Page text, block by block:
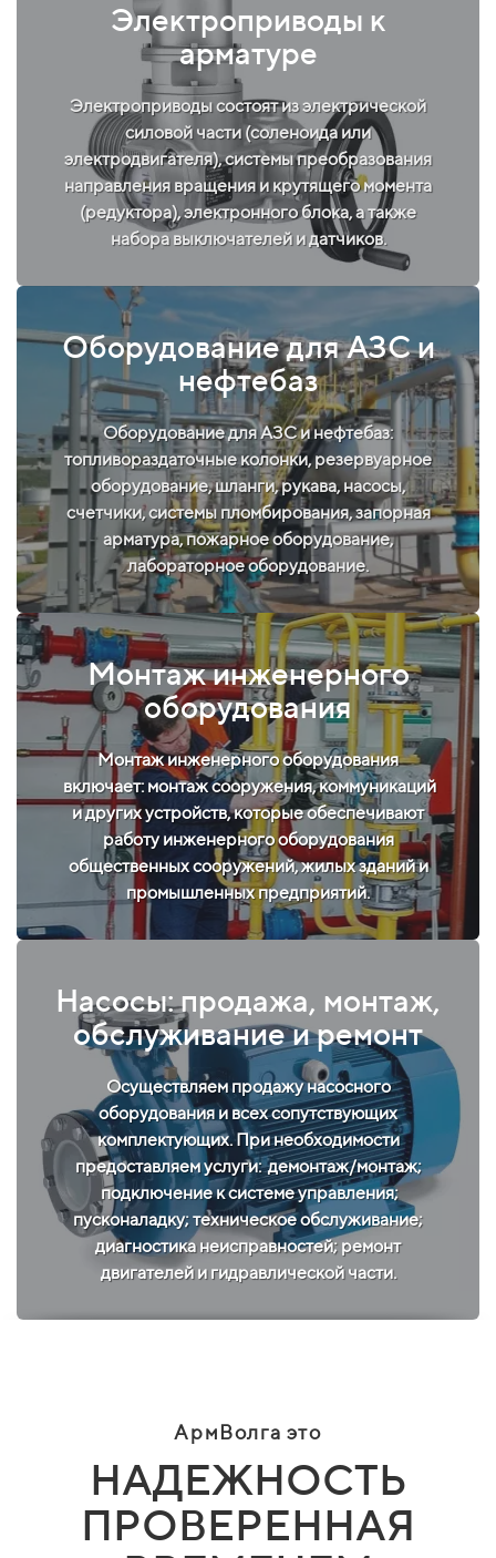
Электроприводы к
арматуре
Электроприводы состоят из электрической
силовой части (соленоида или
электродвигателя), системы преобразования
направления вращения и крутящего момента
(редуктора), электронного блока, а также
набора выключателей и датчиков.
Оборудование для АЗС и
нефтебаз
Оборудование для АЗС и нефтебаз:
топливораздаточные колонки, резервуарное
оборудование, шланги, рукава, насосы,
счетчики, системы пломбирования, запорная
арматура, пожарное оборудование,
лабораторное оборудование.
Монтаж инженерного
оборудования
Монтаж инженерного оборудования
включает: монтаж сооружения, коммуникаций
и других устройств, которые обеспечивают
работу инженерного оборудования
общественных сооружений, жилых зданий и
промышленных предприятий.
Насосы: продажа, монтаж,
обслуживание и ремонт
Осуществляем продажу насосного
оборудования и всех сопутствующих
комплектующих. При необходимости
предоставляем услуги:демонтаж/монтаж;
подключение к системе управления;
пусконаладку; техническое обслуживание;
диагностика неисправностей; ремонт
двигателей и гидравлической части.
АрмВолга это
НАДЕЖНОСТЬ
ПРОВЕРЕННАЯ